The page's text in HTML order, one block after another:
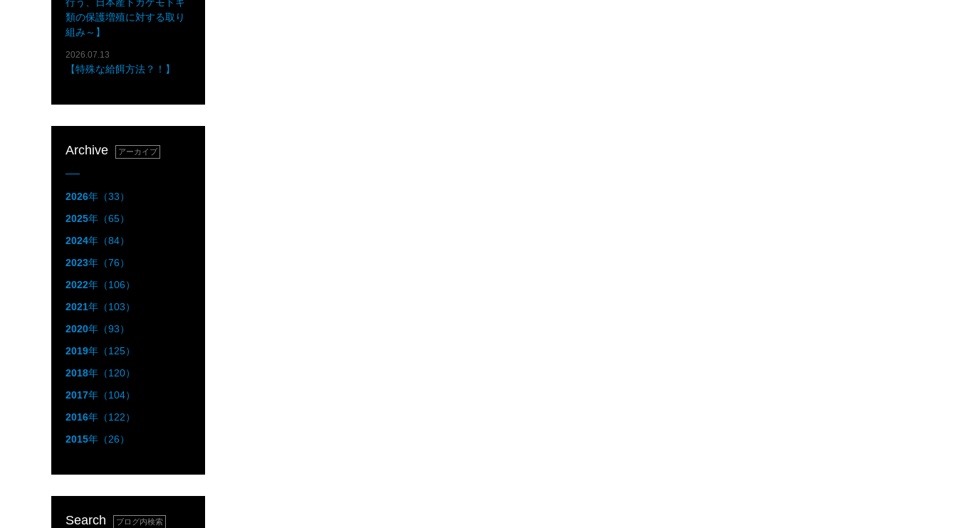
類の保護増殖に対する取り
組み～】
2026.07.13
【特殊な給餌方法？！】
Archive アーカイブ
2026年（33）
2025年（65）
2024年（84）
2023年（76）
2022年（106）
2021年（103）
2020年（93）
2019年（125）
2018年（120）
2017年（104）
2016年（122）
2015年（26）
Search ブログ内検索